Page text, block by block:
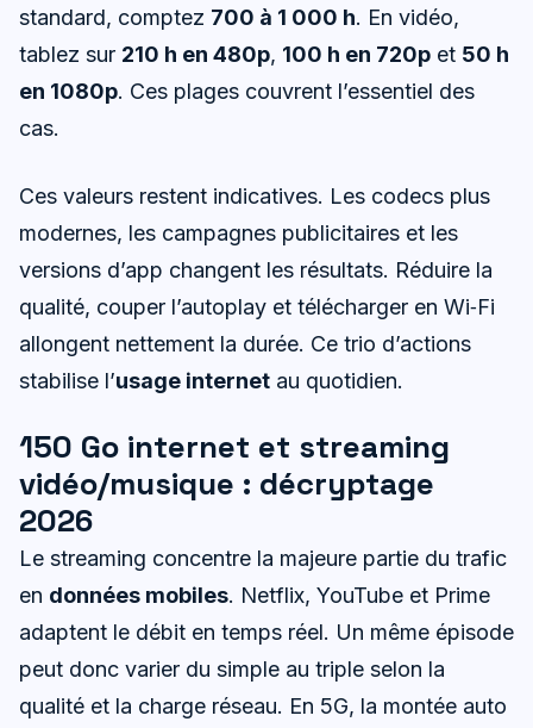
standard, comptez 700 à 1 000 h. En vidéo,
tablez sur 210 h en 480p, 100 h en 720p et 50 h
en 1080p. Ces plages couvrent l’essentiel des
cas.
Ces valeurs restent indicatives. Les codecs plus
modernes, les campagnes publicitaires et les
versions d’app changent les résultats. Réduire la
qualité, couper l’autoplay et télécharger en Wi‑Fi
allongent nettement la durée. Ce trio d’actions
stabilise l’usage internet au quotidien.
150 Go internet et streaming
vidéo/musique : décryptage
2026
Le streaming concentre la majeure partie du trafic
en données mobiles. Netflix, YouTube et Prime
adaptent le débit en temps réel. Un même épisode
peut donc varier du simple au triple selon la
qualité et la charge réseau. En 5G, la montée auto